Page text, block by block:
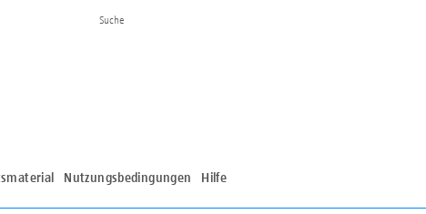
Nutzungsbedingungen Hilfe